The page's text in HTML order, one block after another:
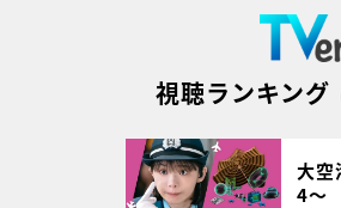
視聴ランキング
大空
4～